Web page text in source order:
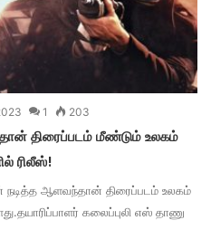
1 203
திரைப்படம் மீண்டும் உலகம்
ரிலீஸ்!
நடித்த ஆளவந்தான் திரைப்படம் உலகம்
கலைப்புலி எஸ் தாணு